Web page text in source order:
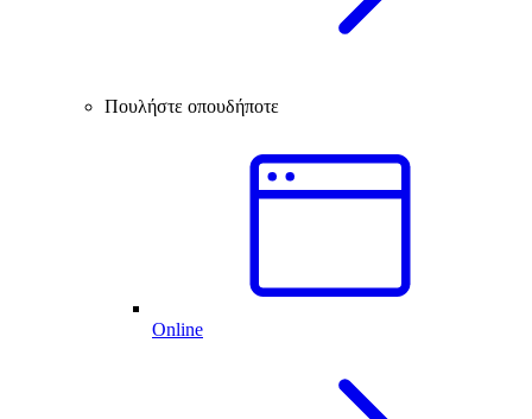
Πουλήστε οπουδήποτε
Online